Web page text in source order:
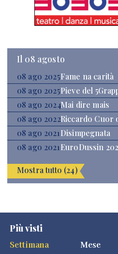
Il 08 agosto
08 ago 2025Fame na carità
08 ago 2025Pieve del
08 ago 2024Mai dire mais
08 ago 2022Riccardo Cuor
08 ago 2021Disimpegnata
08 ago 2021EuroDussin
Mostra tutto (24)
Più visti
Settimana
Mese